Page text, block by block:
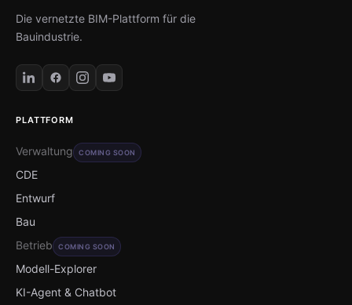
Die vernetzte BIM-Plattform für die
Bauindustrie.
PLATTFORM
Verwaltung COMING SOON
CDE
Entwurf
Bau
Betrieb
COMING SOON
Modell-Explorer
KI-Agent & Chatbot